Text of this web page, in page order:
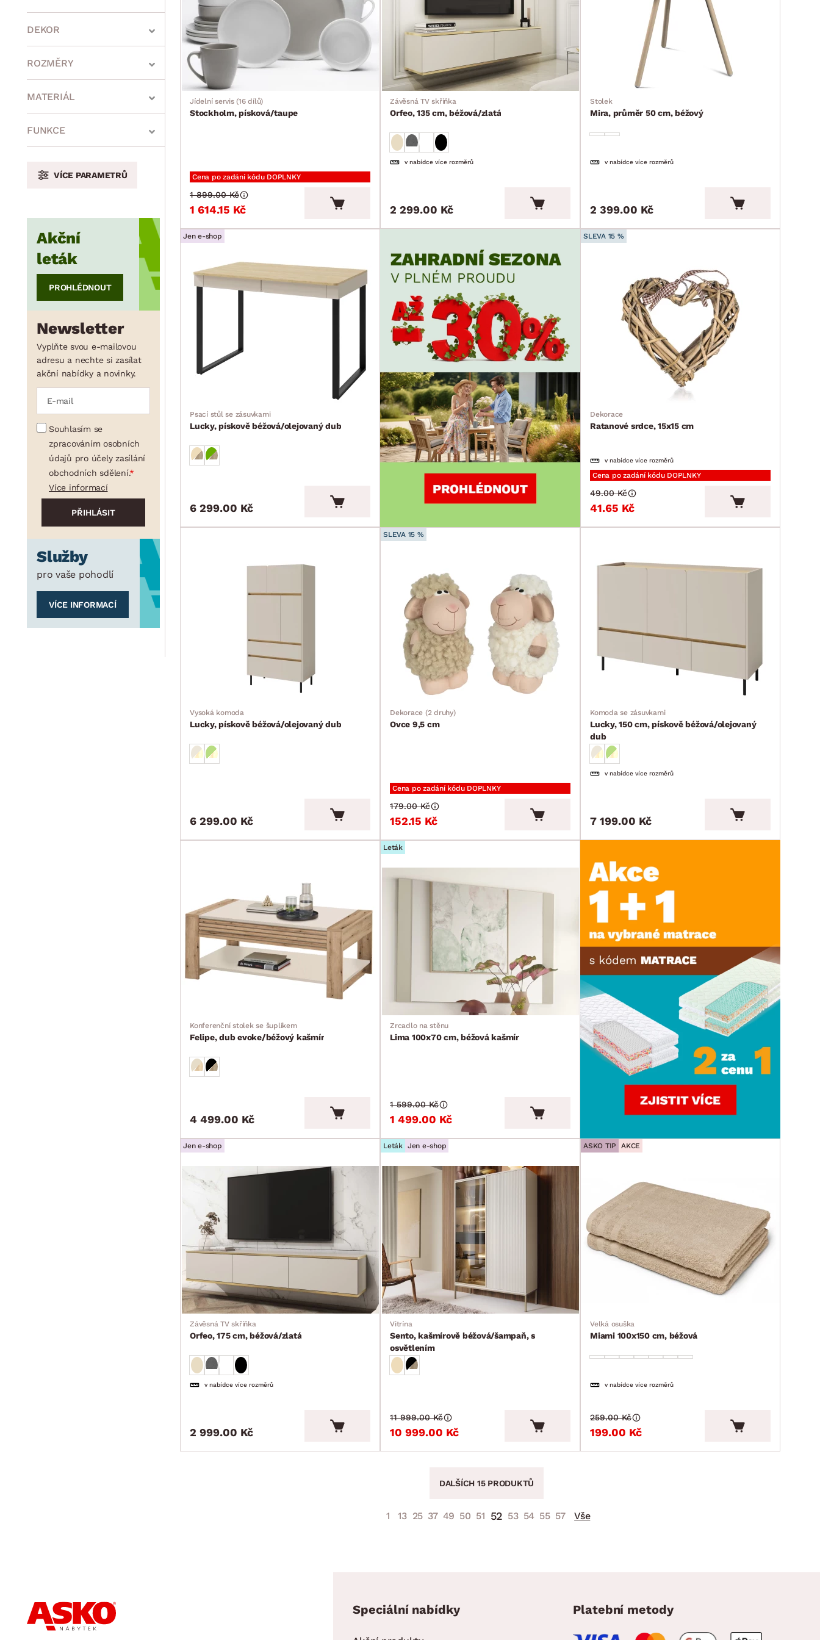
DEKOR
ROZMĚRY
min.
min. cm max.
min. cm cm
cm max.
min. cm max. cm
cm
MATERIÁL
FUNKCE
VÍCE PARAMETRŮ
Akční
leták
PROHLÉDNOUT
Newsletter
Vyplňte svou e-mailovou
adresu a nechte si zasílat
akční nabídky a novinky.
Souhlasím se
zpracováním osobních
údajů pro účely zasílání
obchodních sdělení.
Více informací
Služby
pro vaše pohodlí
VÍCE INFORMACÍ
Jídelní servis (16 dílů)
Stockholm, písková/taupe
Cena po zadání kódu DOPLNKY
1 614.15 Kč
1 899.00 Kč
Závěsná TV skříňka
Orfeo, 135 cm, béžová/zlatá
v nabídce více rozměrů
2 299.00 Kč
Stolek
Mira, průměr 50 cm, béžový
v nabídce více rozměrů
2 399.00 Kč
Jen e-shop
Psací stůl se zásuvkami
Lucky, pískově béžová/olejovaný dub
6 299.00 Kč
SLEVA 15 %
Dekorace
Ratanové srdce, 15x15 cm
v nabídce více rozměrů
Cena po zadání kódu DOPLNKY
41.65 Kč
49.00 Kč
Vysoká komoda
Lucky, pískově béžová/olejovaný dub
6 299.00 Kč
SLEVA 15 %
Dekorace (2 druhy)
Ovce 9,5 cm
Cena po zadání kódu DOPLNKY
152.15 Kč
179.00 Kč
Komoda se zásuvkami
Lucky, 150 cm, pískově béžová/olejovaný
dub
v nabídce více rozměrů
7 199.00 Kč
Konferenční stolek se šuplíkem
Felipe, dub evoke/béžový kašmír
4 499.00 Kč
Leták
Zrcadlo na stěnu
Lima 100x70 cm, béžová kašmír
1 499.00 Kč
1 599.00 Kč
Jen e-shop
Závěsná TV skříňka
Orfeo, 175 cm, béžová/zlatá
v nabídce více rozměrů
2 999.00 Kč
Leták Jen e-shop
Vitrína
Sento, kašmírově béžová/šampaň, s
osvětlením
10 999.00 Kč
11 999.00 Kč
ASKO TIP AKCE
Velká osuška
Miami 100x150 cm, béžová
v nabídce více rozměrů
199.00 Kč
259.00 Kč
DALŠÍCH 15 PRODUKTŮ
1 13 25 37 49 50 51 52 53 54 55 57 Vše
Speciální nabídky Platební metody